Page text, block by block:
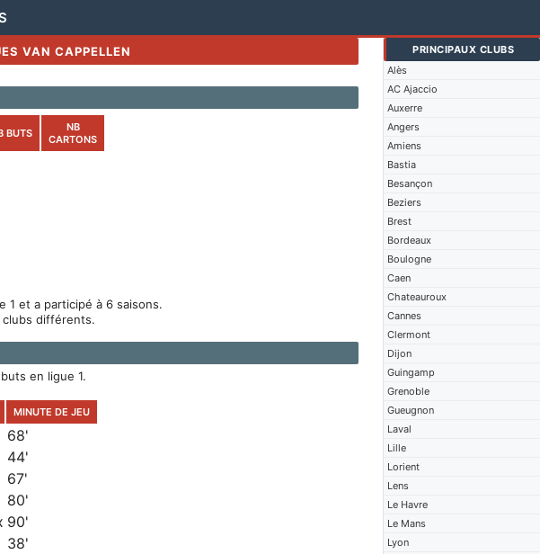
PRINCIPAUX CLUBS
Alès
AC Ajaccio
Auxerre
Angers
Amiens
Bastia
Besançon
Beziers
Brest
Bordeaux
Boulogne
Caen
Chateauroux
Cannes
Clermont
Dijon
Guingamp
Grenoble
Gueugnon
Laval
Lille
Lorient
Lens
Le Havre
Le Mans
Lyon
VAN CAPPELLEN
BUTS
NB
CARTONS
1 et a participé à 6 saisons.
clubs différents.
en ligue 1.
MINUTE DE JEU
68'
44'
67'
80'
90'
38'